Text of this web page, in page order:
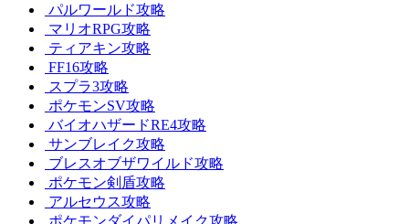
パルワールド攻略
マリオRPG攻略
ティアキン攻略
FF16攻略
スプラ3攻略
ポケモンSV攻略
バイオハザードRE4攻略
サンブレイク攻略
ブレスオブザワイルド攻略
ポケモン剣盾攻略
アルセウス攻略
ポケモンダイパリメイク攻略